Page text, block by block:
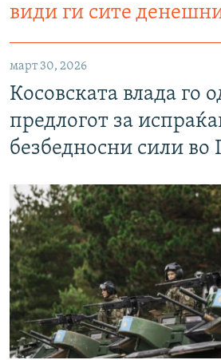
види ги сите
март 30, 2026
Косовската влада го
предлогот за
безбедносни сили во